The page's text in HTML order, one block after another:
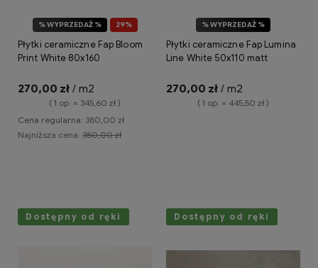
29%
% WYPRZEDAŻ %
Płytki ceramiczne Fap Bloom
Print White 80x160
270,00 zł / m2
( 1 op. = 345,60 zł )
Cena regularna: 380,00 zł
Najniższa cena: 380,00 zł
% WYPRZEDAŻ %
Płytki ceramiczne Fap Lumina
Line White 50x110 matt
270,00 zł / m2
( 1 op. = 445,50 zł )
Dostępny od ręki Dostępny od ręki